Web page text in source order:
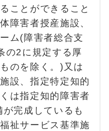
ことができること
障害者授産施設、
ム(障害者総合支
の2に規定する厚
のを除く。)又は
設、指定特定知的
は指定知的障害者
完成しているも
祉サービス基準施